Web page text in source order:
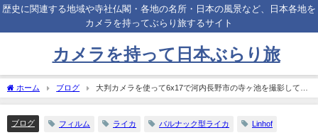
歴史に関連する地域や寺社仏閣・各地の名所・日本の風景など、日本各地を
カメラを持ってぶらり旅するサイト
カメラを持って日本ぶらり旅
ホーム ブログ
大判カメラを使って6x17で河内長野市の寺ヶ池を撮影してき
た
ブログ フィルム ライカ バルナック型ライカ Linhof